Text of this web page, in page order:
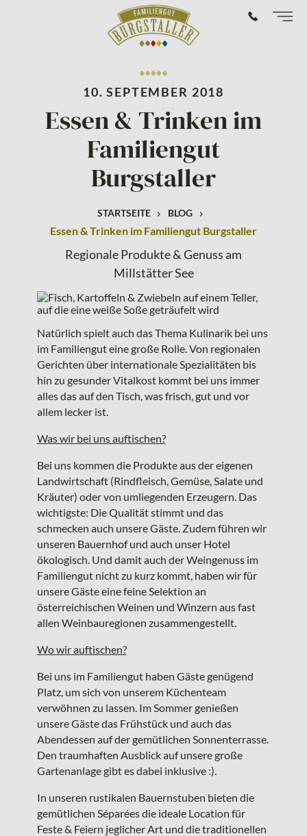
10. SEPTEMBER 2018
Essen & Trinken im
Familiengut
Burgstaller
STARTSEITE BLOG
Essen & Trinken im Familiengut Burgstaller
Regionale Produkte & Genuss am
Millstätter See
Natürlich spielt auch das Thema Kulinarik bei uns
im Familiengut eine große Rolle. Von regionalen
Gerichten über internationale Spezialitäten bis
hin zu gesunder Vitalkost kommt bei uns immer
alles das auf den Tisch, was frisch, gut und vor
allem lecker ist.
Was wir bei uns auftischen?
Bei uns kommen die Produkte aus der eigenen
Landwirtschaft (Rindfleisch, Gemüse, Salate und
Kräuter) oder von umliegenden Erzeugern. Das
wichtigste: Die Qualität stimmt und das
schmecken auch unsere Gäste. Zudem führen wir
unseren Bauernhof und auch unser Hotel
ökologisch. Und damit auch der Weingenuss im
Familiengut nicht zu kurz kommt, haben wir für
unsere Gäste eine feine Selektion an
österreichischen Weinen und Winzern aus fast
allen Weinbauregionen zusammengestellt.
Wo wir auftischen?
Bei uns im Familiengut haben Gäste genügend
Platz, um sich von unserem Küchenteam
verwöhnen zu lassen. Im Sommer genießen
unsere Gäste das Frühstück und auch das
Abendessen auf der gemütlichen Sonnenterrasse.
Den traumhaften Ausblick auf unsere große
Gartenanlage gibt es dabei inklusive :).
In unseren rustikalen Bauernstuben bieten die
gemütlichen Séparées die ideale Location für
Feste & Feiern jeglicher Art und die traditionellen